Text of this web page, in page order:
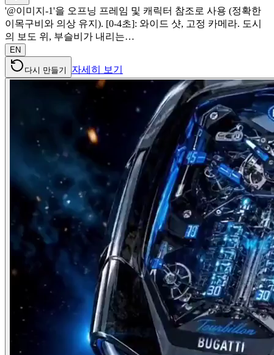
'@이미지-1'을 오프닝 프레임 및 캐릭터 참조로 사용 (정확한
이목구비와 의상 유지). [0-4초]: 와이드 샷, 고정 카메라. 도시
의 보도 위, 부슬비가 내리는…
EN
다시 만들기 자세히 보기